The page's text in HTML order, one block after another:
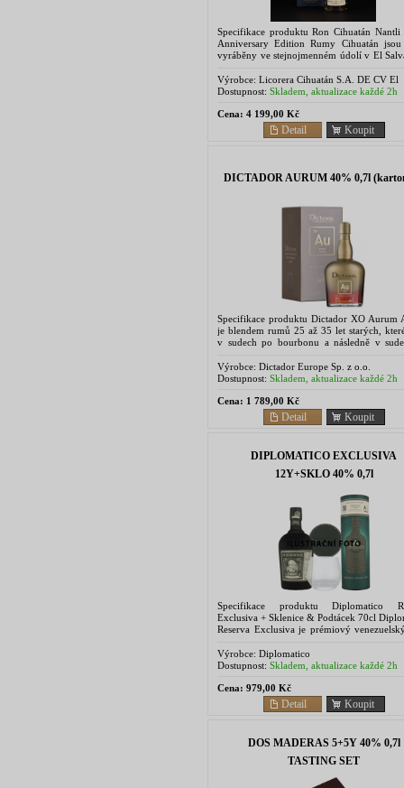
Specifikace produktu Ron Cihuatán
Anniversary Edition Rumy Cihuatán jsou
vyráběny ve stejnojmenném údolí v El
Výrobce: Licorera Cihuatán S.A. DE CV El
Salvador, Centroamerica
Dostupnost: Skladem, aktualizace každé 2h
Cena: 4 199,00 Kč
Koupit
Detail
DICTADOR AURUM 40% 0,7l
Specifikace produktu Dictador XO Aurum
je blendem rumů 25 až 35 let starých,
v sudech po bourbonu a následně v
Výrobce: Dictador Europe Sp. z o.o.
Dostupnost: Skladem, aktualizace každé 2h
Cena: 1 789,00 Kč
Koupit
Detail
DIPLOMATICO EXCLUSIVA
12Y+SKLO 40% 0,7l
Specifikace produktu Diplomatico
Exclusiva + Sklenice & Podtácek 70cl
Reserva Exclusiva je prémiový
profilem s tóny...
Výrobce: Diplomatico
Dostupnost: Skladem, aktualizace každé 2h
Cena: 979,00 Kč
Koupit
Detail
DOS MADERAS 5+5Y 40% 0,7l
TASTING SET